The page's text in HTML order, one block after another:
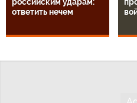
российским ударам:
ответить нечем